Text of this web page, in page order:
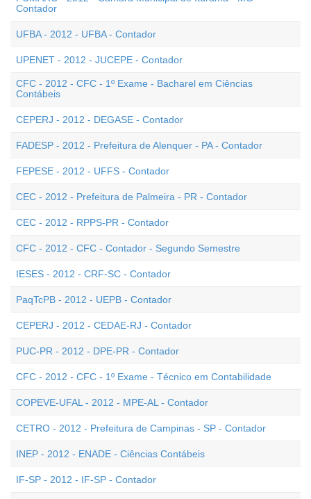
Contador
UFBA - 2012 - UFBA - Contador
UPENET - 2012 - JUCEPE - Contador
CFC - 2012 - CFC - 1º Exame - Bacharel em Ciências
Contábeis
CEPERJ - 2012 - DEGASE - Contador
FADESP - 2012 - Prefeitura de Alenquer - PA - Contador
FEPESE - 2012 - UFFS - Contador
CEC - 2012 - Prefeitura de Palmeira - PR - Contador
CEC - 2012 - RPPS-PR - Contador
CFC - 2012 - CFC - Contador - Segundo Semestre
IESES - 2012 - CRF-SC - Contador
PaqTcPB - 2012 - UEPB - Contador
CEPERJ - 2012 - CEDAE-RJ - Contador
PUC-PR - 2012 - DPE-PR - Contador
CFC - 2012 - CFC - 1º Exame - Técnico em Contabilidade
COPEVE-UFAL - 2012 - MPE-AL - Contador
CETRO - 2012 - Prefeitura de Campinas - SP - Contador
INEP - 2012 - ENADE - Ciências Contábeis
IF-SP - 2012 - IF-SP - Contador